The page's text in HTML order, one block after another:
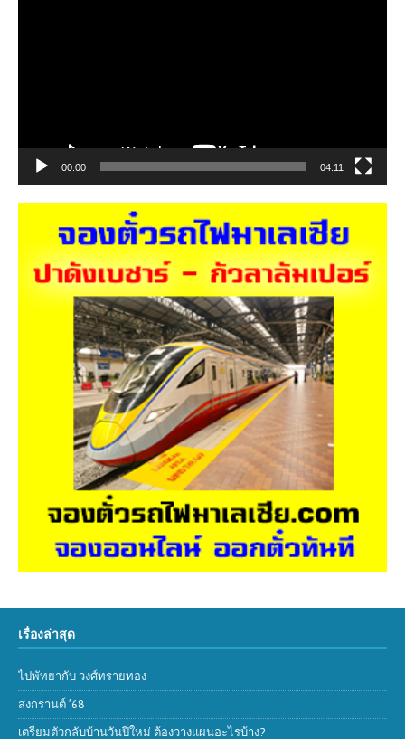
00:00 04:11
เรื่องล่าสุด
ไปพัทยากับ วงศ์ทรายทอง
สงกรานต์ ’68
เตรียมตัวกลับบ้านวันปีใหม่ ต้องวางแผนอะไรบ้าง?